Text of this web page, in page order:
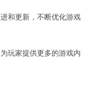
和更新，不断优化游戏
玩家提供更多的游戏内